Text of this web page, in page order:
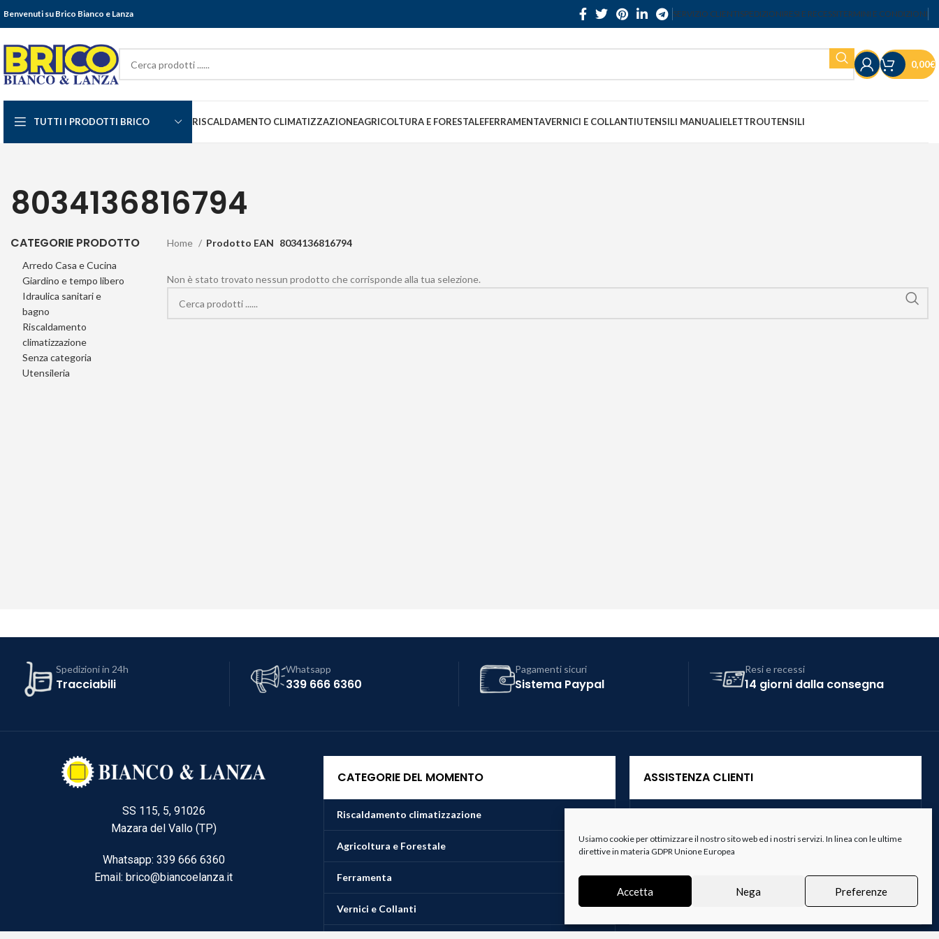
Usiamo cookie per ottimizzare il nostro sito web ed i nostri servizi. In linea con le ultime
direttive in materia GDPR Unione Europea
Accetta Nega Preferenze
Benvenuti su Brico Bianco e Lanza SERVIZIO CLIENTISPEDIZIONIRESI E RECESSITERMINI E CONDIZIONI
0,00€
TUTTI I PRODOTTI BRICO RISCALDAMENTO CLIMATIZZAZIONEAGRICOLTURA E FORESTALEFERRAMENTAVERNICI E COLLANTIUTENSILI MANUALIELETTROUTENSILI
8034136816794
CATEGORIE PRODOTTO
Arredo Casa e Cucina
Giardino e tempo libero
Idraulica sanitari e
bagno
Riscaldamento
climatizzazione
Senza categoria
Utensileria
Home Prodotto EAN 8034136816794
Non è stato trovato nessun prodotto che corrisponde alla tua selezione.
Spedizioni in 24h
Tracciabili
Whatsapp
339 666 6360
Pagamenti sicuri
Sistema Paypal
Resi e recessi
14 giorni dalla consegna
SS 115, 5, 91026
Mazara del Vallo (TP)
Whatsapp: 339 666 6360
Email: brico@biancoelanza.it
CATEGORIE DEL MOMENTO
Riscaldamento climatizzazione
Agricoltura e Forestale
Ferramenta
Vernici e Collanti
ASSISTENZA CLIENTI
Spedizioni
Resi e Recessi
Termini e Condizioni